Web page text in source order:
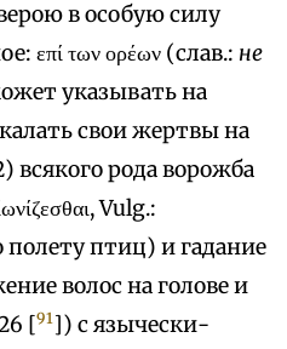
в особую силу
επί των ορέων (слав.: не
указывать на
свои жертвы на
всякого рода ворожба
Vulg.:
птиц) и гадание
волос на голове и
[91]) с язычески-